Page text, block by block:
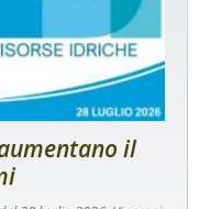
il